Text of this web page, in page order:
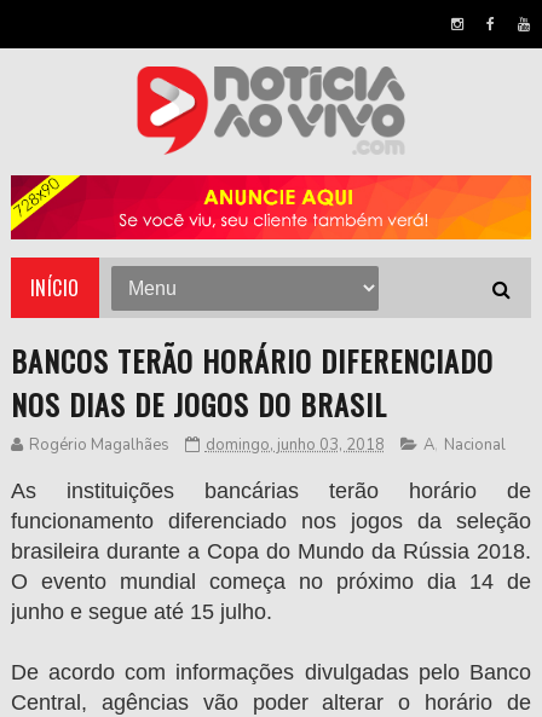
INÍCIO
BANCOS TERÃO HORÁRIO DIFERENCIADO
NOS DIAS DE JOGOS DO BRASIL
Rogério Magalhães domingo, junho 03, 2018 A, Nacional
As instituições bancárias terão horário de
funcionamento diferenciado nos jogos da seleção
brasileira durante a Copa do Mundo da Rússia 2018.
O evento mundial começa no próximo dia 14 de
junho e segue até 15 julho.
De acordo com informações divulgadas pelo Banco
Central, agências vão poder alterar o horário de